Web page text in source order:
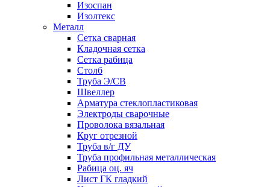
Изоспан
Изолтекс
Металл
Сетка сварная
Кладочная сетка
Сетка рабица
Столб
Труба Э/СВ
Швеллер
Арматура стеклопластиковая
Электроды сварочные
Проволока вязальная
Круг отрезной
Труба в/г ДУ
Труба профильная металлическая
Рабица оц. яч
Лист ГК гладкий